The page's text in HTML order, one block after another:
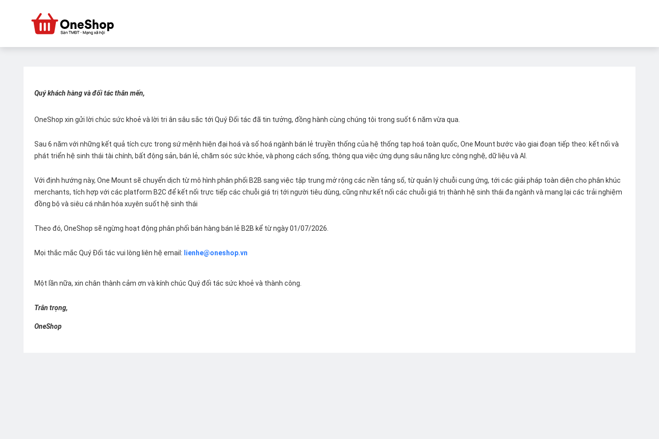
Quý khách hàng và đối tác thân mến,
OneShop xin gửi lời chúc sức khoẻ và lời tri ân sâu sắc tới Quý Đối tác đã tin tưởng, đồng hành cùng chúng tôi trong suốt 6 năm vừa qua.
Sau 6 năm với những kết quả tích cực trong sứ mệnh hiện đại hoá và số hoá ngành bán lẻ truyền thống của hệ thống tạp hoá toàn quốc, One Mount bước vào giai đoạn tiếp theo: kết nối và
phát triển hệ sinh thái tài chính, bất động sản, bán lẻ, chăm sóc sức khỏe, và phong cách sống, thông qua việc ứng dụng sâu năng lực công nghệ, dữ liệu và AI.
Với định hướng này, One Mount sẽ chuyển dịch từ mô hình phân phối B2B sang việc tập trung mở rộng các nền tảng số, từ quản lý chuỗi cung ứng, tới các giải pháp toàn diện cho phân khúc
merchants, tích hợp với các platform B2C để kết nối trực tiếp các chuỗi giá trị tới người tiêu dùng, cũng như kết nối các chuỗi giá trị thành hệ sinh thái đa ngành và mang lại các trải nghiệm
đồng bộ và siêu cá nhân hóa xuyên suốt hệ sinh thái
Theo đó, OneShop sẽ ngừng hoạt động phân phối bán hàng bán lẻ B2B kể từ ngày 01/07/2026.
Mọi thắc mắc Quý Đối tác vui lòng liên hệ email: lienhe@oneshop.vn
Một lần nữa, xin chân thành cảm ơn và kính chúc Quý đối tác sức khoẻ và thành công.
Trân trọng,
OneShop